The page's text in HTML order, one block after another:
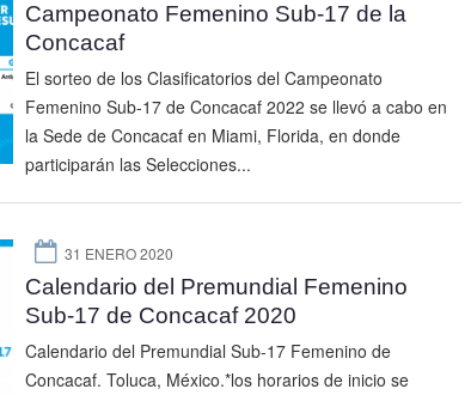
Campeonato Femenino Sub-17 de la
Concacaf
El sorteo de los Clasificatorios del Campeonato
Femenino Sub-17 de Concacaf 2022 se llevó a cabo en
la Sede de Concacaf en Miami, Florida, en donde
participarán las Selecciones...
31 ENERO 2020
Calendario del Premundial Femenino
Sub-17 de Concacaf 2020
Calendario del Premundial Sub-17 Femenino de
Concacaf. Toluca, México.*los horarios de inicio se